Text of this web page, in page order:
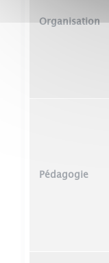
Organisation
Pédagogie